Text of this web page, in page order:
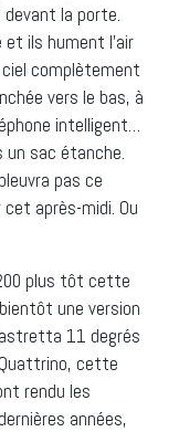
devant la porte.
ils hument l’air
complètement
vers le bas, à
intelligent…
un sac étanche.
pas ce
après-midi. Ou
plus tôt cette
une version
11 degrés
Quattrino, cette
rendu les
années,